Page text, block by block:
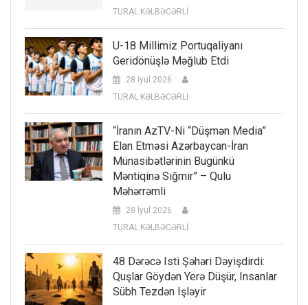
TURAL KƏLBƏCƏRLİ
U-18 Millimiz Portuqaliyanı
Geridönüşlə Məğlub Etdi
28 İyul 2026
TURAL KƏLBƏCƏRLİ
“İranın AzTV-Ni “düşmən Media”
Elan Etməsi Azərbaycan-İran
Münasibətlərinin Bugünkü
Məntiqinə Sığmır” – Qulu
Məhərrəmli
28 İyul 2026
TURAL KƏLBƏCƏRLİ
48 Dərəcə Isti Şəhəri Dəyişdirdi:
Quşlar Göydən Yerə Düşür, Insanlar
Sübh Tezdən Işləyir